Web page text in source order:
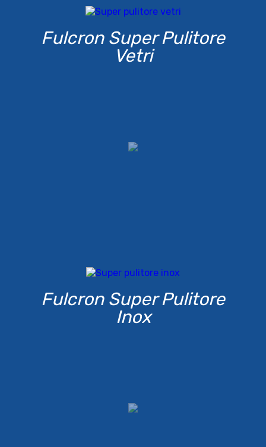
Fulcron Super Pulitore
Vetri
Fulcron Super Pulitore
Inox